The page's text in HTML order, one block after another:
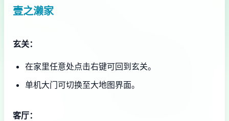
壹之濑家
玄关：
在家里任意处点击右键可回到玄关。
单机大门可切换至大地图界面。
客厅：